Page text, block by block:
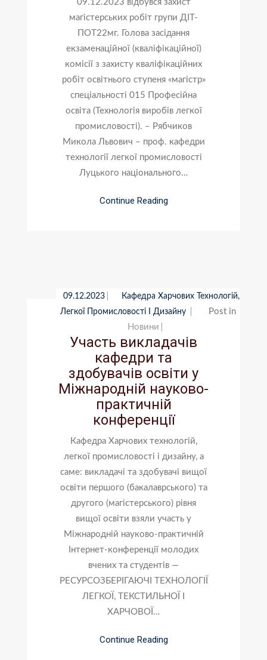
09.12.2023 відбувся захист
магістерських робіт групи ДІТ-
ПОТ22мг. Голова засідання
екзаменаційної (кваліфікаційної)
комісії з захисту кваліфікаційних
робіт освітнього ступеня «магістр»
спеціальності 015 Професійна
освіта (Технологія виробів легкої
промисловості). – Рябчиков
Микола Львович – проф. кафедри
технології легкої промисловості
Луцького національного…
Continue Reading
09.12.2023
Кафедра Харчових Технологій,
Легкої Промисловості І Дизайну
Post in
Новини
Участь викладачів
кафедри та
здобувачів освіти у
Міжнародній науково-
практичній
конференції
Кафедра Харчових технологій,
легкої промисловості і дизайну, а
саме: викладачі та здобувачі вищої
освіти першого (бакалаврського) та
другого (магістерського) рівня
вищої освіти взяли участь у
Міжнародній науково-практичній
Інтернет-конференції молодих
вчених та студентів —
РЕСУРСОЗБЕРІГАЮЧІ ТЕХНОЛОГІЇ
ЛЕГКОЇ, ТЕКСТИЛЬНОЇ І
ХАРЧОВОЇ…
Continue Reading